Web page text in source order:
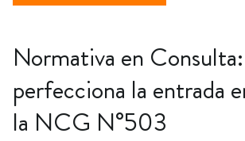
Normativa en
perfecciona la entrada
la NCG N°503